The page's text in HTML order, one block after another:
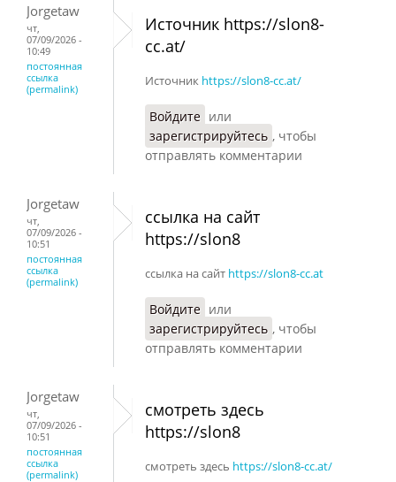
Jorgetaw
чт,
07/09/2026 -
10:49
постоянная
ссылка
(permalink)
Источник https://slon8-
cc.at/
Источник https://slon8-cc.at/
Войдите или
зарегистрируйтесь , чтобы
отправлять комментарии
Jorgetaw
чт,
07/09/2026 -
10:51
постоянная
ссылка
(permalink)
ссылка на сайт
https://slon8
ссылка на сайт https://slon8-cc.at
Войдите или
зарегистрируйтесь , чтобы
отправлять комментарии
Jorgetaw
чт,
07/09/2026 -
10:51
постоянная
ссылка
(permalink)
смотреть здесь
https://slon8
смотреть здесь https://slon8-cc.at/